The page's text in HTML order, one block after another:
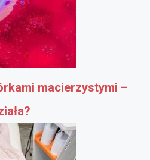
macierzystymi –